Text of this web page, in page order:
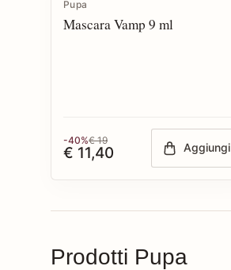
Pupa
Mascara Vamp 9 ml
-40%€ 19
€ 11,40 Aggiungi
Prodotti Pupa